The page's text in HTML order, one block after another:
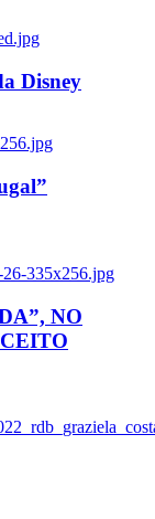
Disney
26-335x256.jpg
NO